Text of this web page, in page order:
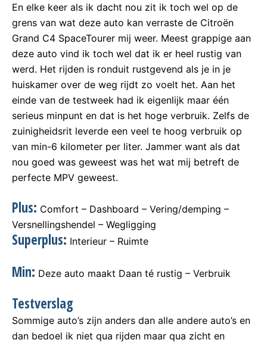
En elke keer als ik dacht nou zit ik toch wel op de
grens van wat deze auto kan verraste de Citroën
Grand C4 SpaceTourer mij weer. Meest grappige aan
deze auto vind ik toch wel dat ik er heel rustig van
werd. Het rijden is ronduit rustgevend als je in je
huiskamer over de weg rijdt zo voelt het. Aan het
einde van de testweek had ik eigenlijk maar één
serieus minpunt en dat is het hoge verbruik. Zelfs de
zuinigheidsrit leverde een veel te hoog verbruik op
van min-6 kilometer per liter. Jammer want als dat
nou goed was geweest was het wat mij betreft de
perfecte MPV geweest.
Plus: Comfort – Dashboard – Vering/demping –
Versnellingshendel – Wegligging
Superplus: Interieur – Ruimte
Min: Deze auto maakt Daan té rustig – Verbruik
Testverslag
Sommige auto’s zijn anders dan alle andere auto’s en
dan bedoel ik niet qua rijden maar qua zicht en